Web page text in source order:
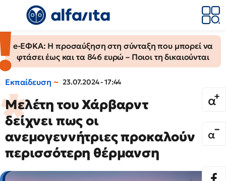
e-ΕΦΚΑ: Η προσαύξηση στη σύνταξη που μπορεί να
φτάσει έως και τα 846 ευρώ – Ποιοι τη δικαιούνται
Εκπαίδευση 23.07.2024 - 17:44
Μελέτη του Χάρβαρντ
δείχνει πως οι
ανεμογεννήτριες προκαλούν
περισσότερη θέρμανση